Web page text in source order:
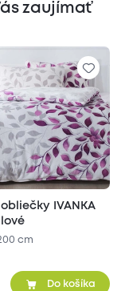
zaujímať
IVANKA
cm
Do košíka